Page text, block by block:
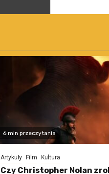
6 min przeczytania
Artykuły Film Kultura
Czy Christopher Nolan